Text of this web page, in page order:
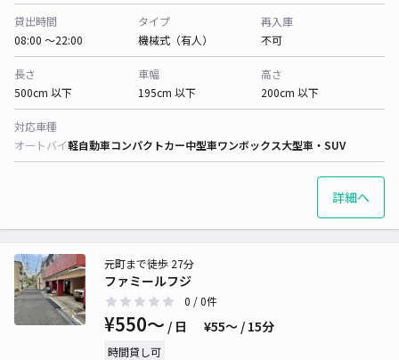
貸出時間
08:00 〜22:00
タイプ
機械式（有人）
再入庫
不可
長さ
500cm 以下
車幅
195cm 以下
高さ
200cm 以下
対応車種
オートバイ軽自動車コンパクトカー中型車ワンボックス大型車・SUV
詳細へ
ファミールフジ
元町まで徒歩 27分
0 / 0件
¥550〜 / 日 ¥55〜 / 15分
時間貸し可